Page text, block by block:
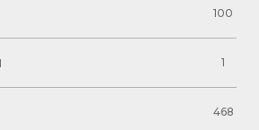
100
1
468